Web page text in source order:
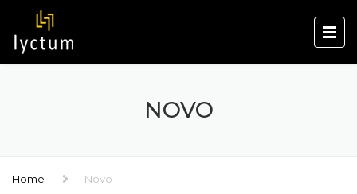
NOVO
Home Novo